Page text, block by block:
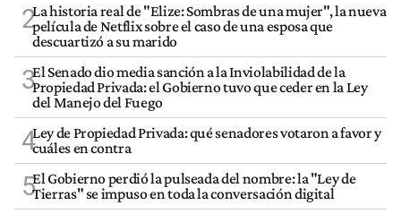
2La historia real de "Elize: Sombras de una mujer", la nueva
película de Netflix sobre el caso de una esposa que
descuartizó a su marido
3El Senado dio media sanción a la Inviolabilidad de la
Propiedad Privada: el Gobierno tuvo que ceder en la Ley
del Manejo del Fuego
4Ley de Propiedad Privada: qué senadores votaron a favor y
cuáles en contra
5El Gobierno perdió la pulseada del nombre: la "Ley de
Tierras" se impuso en toda la conversación digital